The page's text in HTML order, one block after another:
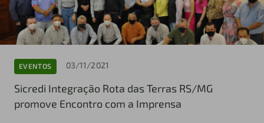
EVENTOS 03/11/2021
Sicredi Integração Rota das Terras RS/MG
promove Encontro com a Imprensa